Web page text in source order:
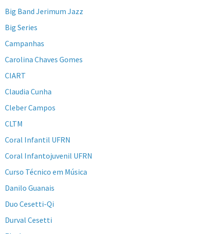
Big Band Jerimum Jazz
Big Series
Campanhas
Carolina Chaves Gomes
CIART
Claudia Cunha
Cleber Campos
CLTM
Coral Infantil UFRN
Coral Infantojuvenil UFRN
Curso Técnico em Música
Danilo Guanais
Duo Cesetti-Qi
Durval Cesetti